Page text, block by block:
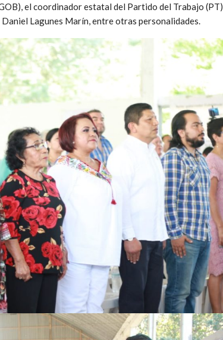
el coordinador estatal del Partido del Trabajo (PT)
Lagunes Marín, entre otras personalidades.